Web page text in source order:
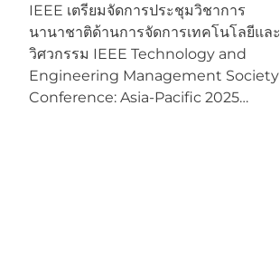
IEEE เตรียมจัดการประชุมวิชาการ
นานาชาติด้านการจัดการเทคโนโลยีและ
วิศวกรรม IEEE Technology and
Engineering Management Society
Conference: Asia-Pacific 2025…